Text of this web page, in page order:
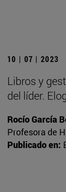
10 | 07 | 2023
Libros y
del líder.
Rocío García
Profesora de
Publicado en: